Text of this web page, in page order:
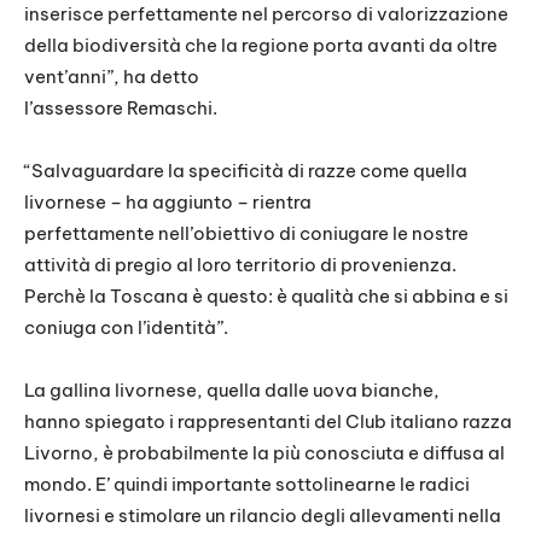
inserisce perfettamente nel percorso di valorizzazione
della biodiversità che la regione porta avanti da oltre
vent’anni”, ha detto
l’assessore Remaschi.
“Salvaguardare la specificità di razze come quella
livornese – ha aggiunto – rientra
perfettamente nell’obiettivo di coniugare le nostre
attività di pregio al loro territorio di provenienza.
Perchè la Toscana è questo: è qualità che si abbina e si
coniuga con l’identità”.
La gallina livornese, quella dalle uova bianche,
hanno spiegato i rappresentanti del Club italiano razza
Livorno, è probabilmente la più conosciuta e diffusa al
mondo. E’ quindi importante sottolinearne le radici
livornesi e stimolare un rilancio degli allevamenti nella